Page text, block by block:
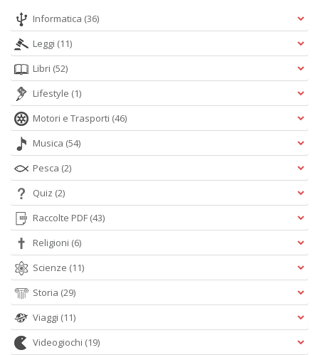
Informatica (36)
Leggi (11)
Libri (52)
Lifestyle (1)
Motori e Trasporti (46)
Musica (54)
Pesca (2)
Quiz (2)
Raccolte PDF (43)
Religioni (6)
Scienze (11)
Storia (29)
Viaggi (11)
Videogiochi (19)